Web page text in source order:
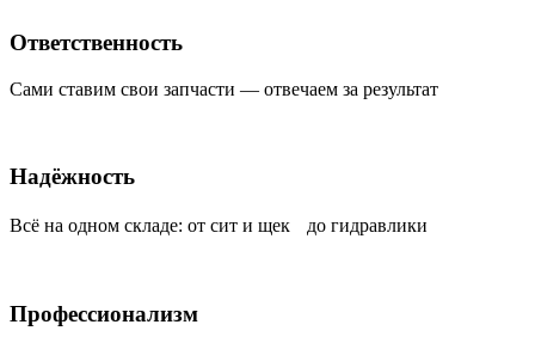
Ответственность
Сами ставим свои запчасти — отвечаем за результат
Надёжность
Всё на одном складе: от сит и щек до гидравлики
Профессионализм